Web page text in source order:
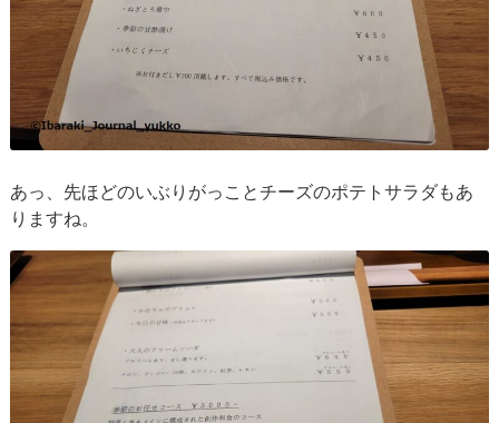
あっ、先ほどのいぶりがっことチーズのポテトサラダもあ
りますね。